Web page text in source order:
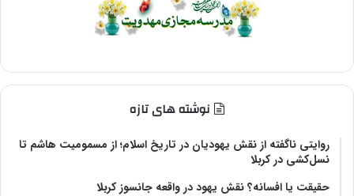
نوشته های تازه
روایتی ناگفته از نقش یهودیان در تاریخ اسلام؛ از مسمومیت هاشم تا
نسل‌کشی در کربلا
حقیقت یا افسانه؟‌ نقش یهود در واقعه جانسوز کربلا